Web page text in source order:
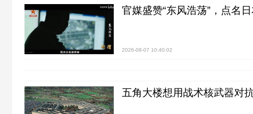
官媒盛赞“东风浩荡”，点名
2026-08-07 10:40:02
五角大楼想用战术核武器对